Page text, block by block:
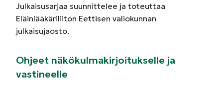
Julkaisusarjaa suunnittelee ja toteuttaa
Eläinlääkäriliiton Eettisen valiokunnan
julkaisujaosto.
Ohjeet näkökulmakirjoitukselle ja
vastineelle